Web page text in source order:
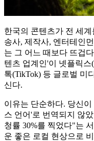
한국의 콘텐츠가 전 세
송사, 제작사, 엔터테인
는 그 어느 때보다 뜨겁
텐츠 업계인'이 넷플릭스
톡(TikTok) 등 글로벌 미
신다.
이유는 단순하다. 당신
스 언어'로 번역되지 않
청률 30%를 찍었다"는
운 좋은 로컬 현상으로